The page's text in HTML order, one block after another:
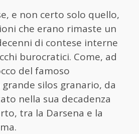
e non certo solo quello,
che erano rimaste un
di contese interne
burocratici. Come, ad
del famoso
silos granario, da
nella sua decadenza
tra la Darsena e la